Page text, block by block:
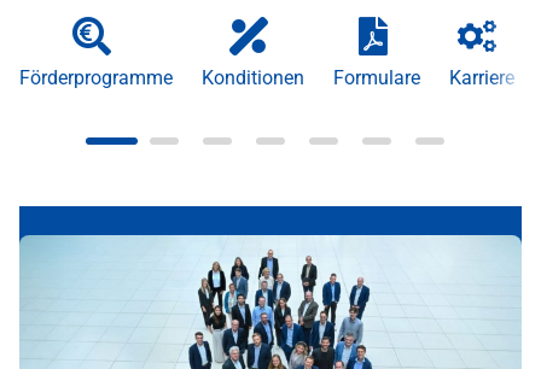
Förderprogramme Konditionen Formulare Karriere